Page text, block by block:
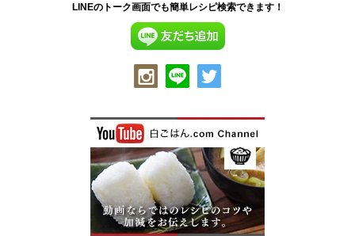
LINEのトーク画面でも簡単レシピ検索できます！